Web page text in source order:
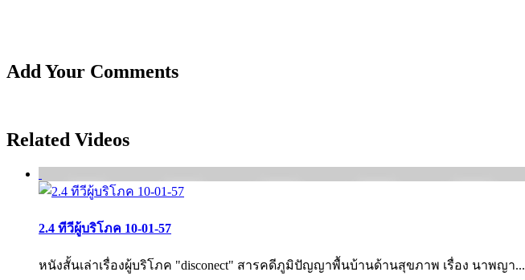
Add Your Comments
Related Videos
2.4 ทีวีผู้บริโภค 10-01-57
หนังสั้นเล่าเรื่องผู้บริโภค "disconect" สารคดีภูมิปัญญาพื้นบ้านด้านสุขภาพ เรื่อง นาพญา...